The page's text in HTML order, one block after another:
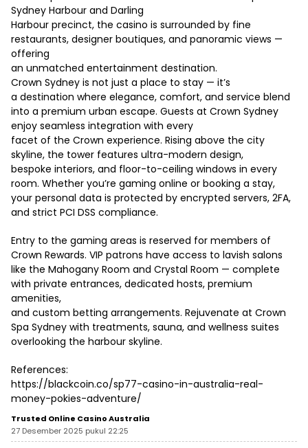
Sydney Harbour and Darling
Harbour precinct, the casino is surrounded by fine
restaurants, designer boutiques, and panoramic views —
offering
an unmatched entertainment destination.
Crown Sydney is not just a place to stay — it’s
a destination where elegance, comfort, and service blend
into a premium urban escape. Guests at Crown Sydney
enjoy seamless integration with every
facet of the Crown experience. Rising above the city
skyline, the tower features ultra-modern design,
bespoke interiors, and floor-to-ceiling windows in every
room. Whether you’re gaming online or booking a stay,
your personal data is protected by encrypted servers, 2FA,
and strict PCI DSS compliance.
Entry to the gaming areas is reserved for members of
Crown Rewards. VIP patrons have access to lavish salons
like the Mahogany Room and Crystal Room — complete
with private entrances, dedicated hosts, premium
amenities,
and custom betting arrangements. Rejuvenate at Crown
Spa Sydney with treatments, sauna, and wellness suites
overlooking the harbour skyline.
References:
https://blackcoin.co/sp77-casino-in-australia-real-
money-pokies-adventure/
Trusted Online Casino Australia
27 Desember 2025 pukul 22:25